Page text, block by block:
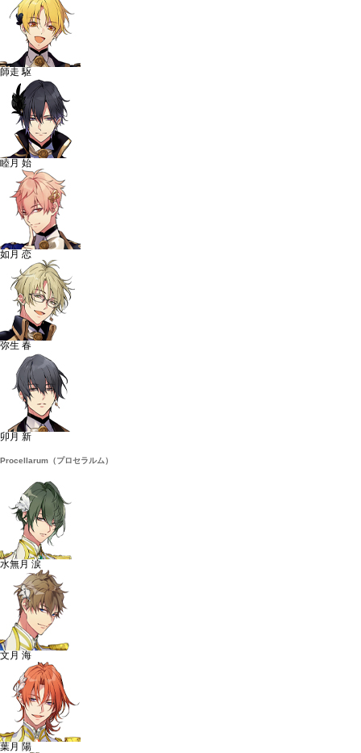
師走 駆
睦月 始
如月 恋
弥生 春
卯月 新
Procellarum（プロセラルム）
水無月 涙
文月 海
葉月 陽